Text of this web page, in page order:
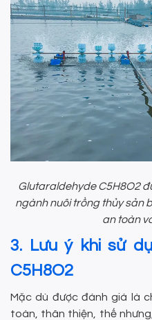
Glutaraldehyde C5H8O2
ngành nuôi trồng thủy sản
an toàn
3. Lưu ý khi sử
C5H8O2
Mặc dù được đánh giá là
toàn, thân thiện, thế